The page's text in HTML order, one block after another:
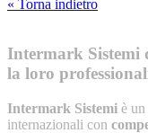
« Torna indietro
Intermark Sistemi
la loro
Intermark Sistemi è un
internazionali con